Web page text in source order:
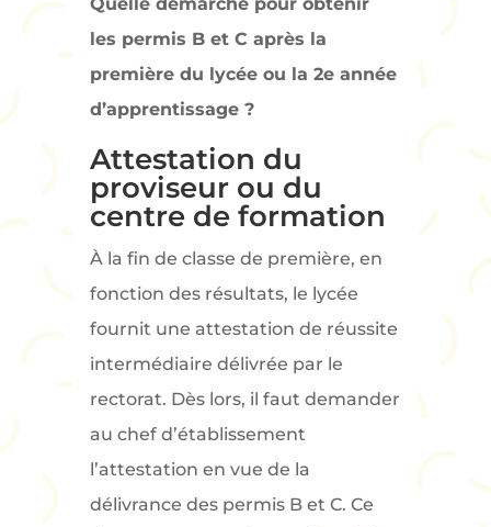
les permis B et C après la
première du lycée ou la 2e année
d’apprentissage ?
Attestation du
proviseur ou du
centre de formation
À la fin de classe de première, en
fonction des résultats, le lycée
fournit une attestation de réussite
intermédiaire délivrée par le
rectorat. Dès lors, il faut demander
au chef d’établissement
l’attestation en vue de la
délivrance des permis B et C. Ce